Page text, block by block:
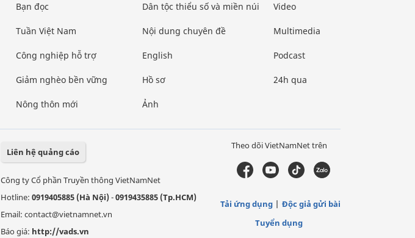
Bạn đọc
Tuần Việt Nam
Công nghiệp hỗ trợ
Giảm nghèo bền vững
Nông thôn mới
Dân tộc thiểu số và miền núi
Nội dung chuyên đề
English
Hồ sơ
Ảnh
Video
Multimedia
Podcast
24h qua
Liên hệ quảng cáo
Công ty Cổ phần Truyền thông VietNamNet
Hotline: 0919405885 (Hà Nội)-0919435885 (Tp.HCM)
Email: contact@vietnamnet.vn
Báo giá: http://vads.vn
Theo dõi VietNamNet trên
Tải ứng dụng
Độc giả gửi bài
Tuyển dụng